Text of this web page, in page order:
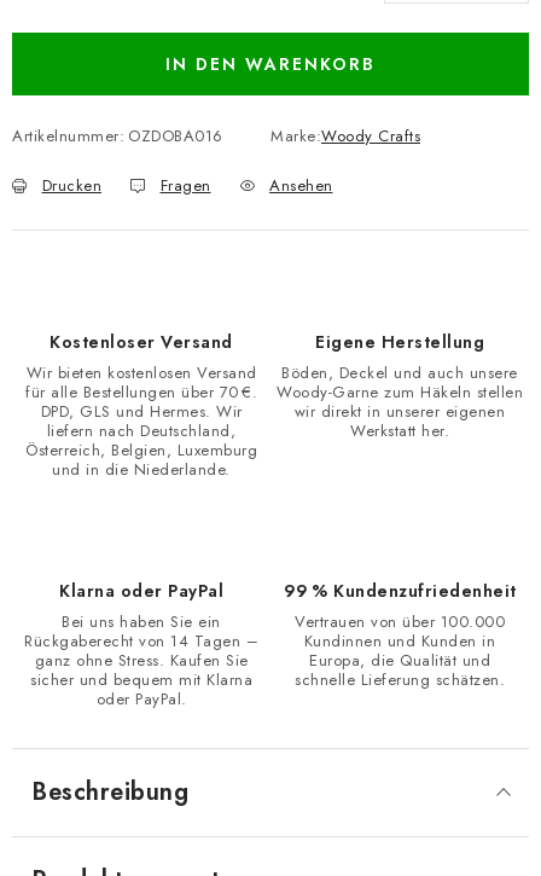
IN DEN WARENKORB
Artikelnummer: OZDOBA016 Marke:Woody Crafts
Drucken Fragen Ansehen
Kostenloser Versand
Wir bieten kostenlosen Versand
für alle Bestellungen über 70 €.
DPD, GLS und Hermes. Wir
liefern nach Deutschland,
Österreich, Belgien, Luxemburg
und in die Niederlande.
Eigene Herstellung
Böden, Deckel und auch unsere
Woody-Garne zum Häkeln stellen
wir direkt in unserer eigenen
Werkstatt her.
Klarna oder PayPal
Bei uns haben Sie ein
Rückgaberecht von 14 Tagen –
ganz ohne Stress. Kaufen Sie
sicher und bequem mit Klarna
oder PayPal.
99 % Kundenzufriedenheit
Vertrauen von über 100.000
Kundinnen und Kunden in
Europa, die Qualität und
schnelle Lieferung schätzen.
Beschreibung